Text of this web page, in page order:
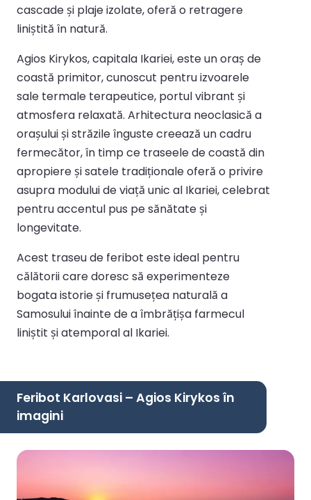
cascade și plaje izolate, oferă o retragere
liniștită în natură.
Agios Kirykos, capitala Ikariei, este un oraș de
coastă primitor, cunoscut pentru izvoarele
sale termale terapeutice, portul vibrant și
atmosfera relaxată. Arhitectura neoclasică a
orașului și străzile înguste creează un cadru
fermecător, în timp ce traseele de coastă din
apropiere și satele tradiționale oferă o privire
asupra modului de viață unic al Ikariei, celebrat
pentru accentul pus pe sănătate și
longevitate.
Acest traseu de feribot este ideal pentru
călătorii care doresc să experimenteze
bogata istorie și frumusețea naturală a
Samosului înainte de a îmbrățișa farmecul
liniștit și atemporal al Ikariei.
Feribot Karlovasi – Agios Kirykos în
imagini